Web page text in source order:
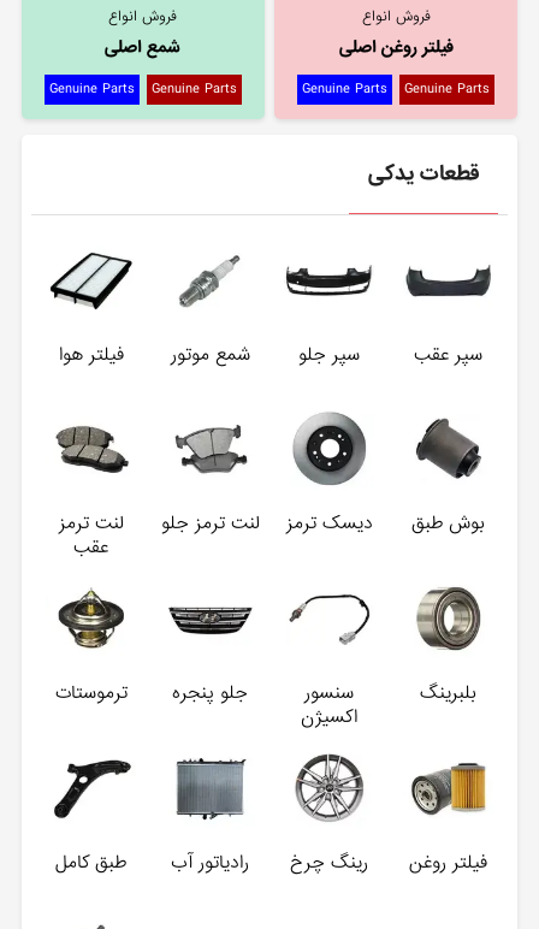
فروش انواع
فیلتر روغن اصلی
Genuine Parts
Genuine Parts
فروش انواع
شمع اصلی
Genuine Parts
Genuine Parts
قطعات یدکی
سپر عقب سپر جلو شمع موتور فیلتر هوا
بوش طبق دیسک ترمز لنت ترمز جلو
لنت ترمز
عقب
بلبرینگ
سنسور
اکسیژن
جلو پنجره ترموستات
فیلتر روغن رینگ چرخ رادیاتور آب طبق کامل